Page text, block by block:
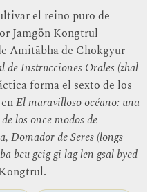
el reino puro de
Jamgön Kongtrul
Amitābha de Chokgyur
de Instrucciones Orales (zhal
forma el sexto de los
El maravilloso océano: una
los once modos de
Domador de Seres (longs
bcu gcig gi lag len gsal byed